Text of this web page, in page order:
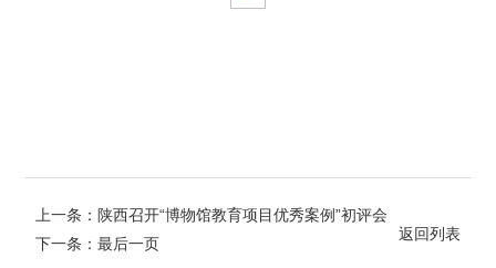
上一条：陕西召开“博物馆教育项目优秀案例”初评会
下一条：最后一页
返回列表